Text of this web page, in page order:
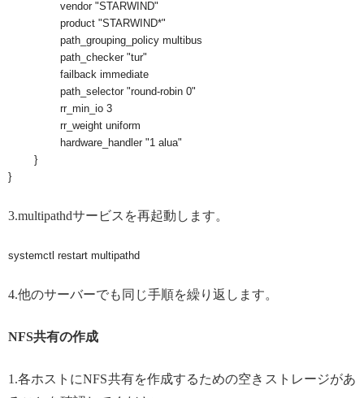
3.multipathdサービスを再起動します。
systemctl restart multipathd
4.他のサーバーでも同じ手順を繰り返します。
NFS共有の作成
1.各ホストにNFS共有を作成するための空きストレージがあ